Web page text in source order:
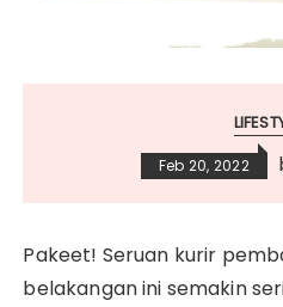
Feb 20, 2022
Pakeet! Seruan kurir
belakangan ini semakin